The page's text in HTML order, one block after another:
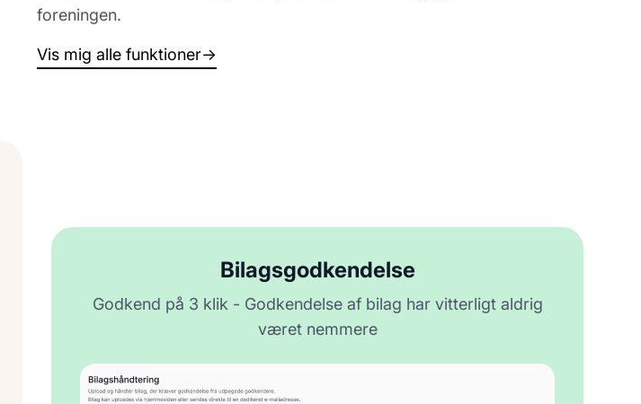
foreningen.
Vis mig alle funktioner→
Bilagsgodkendelse
Godkend på 3 klik - Godkendelse af bilag har vitterligt aldrig
været nemmere